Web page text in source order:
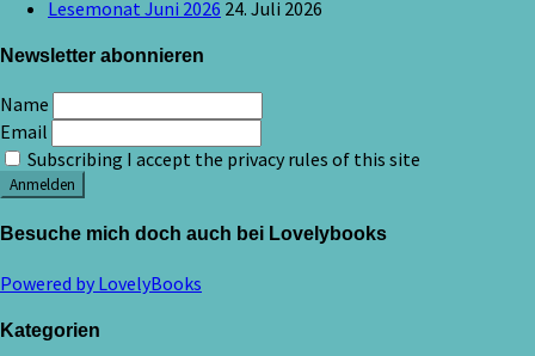
Lesemonat Juni 2026 24. Juli 2026
Newsletter abonnieren
Name
Email
Subscribing I accept the privacy rules of this site
Besuche mich doch auch bei Lovelybooks
Powered by LovelyBooks
Kategorien